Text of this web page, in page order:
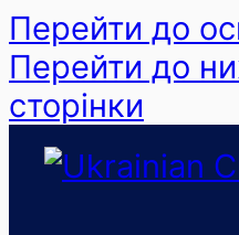
Перейти до
Перейти до
сторінки